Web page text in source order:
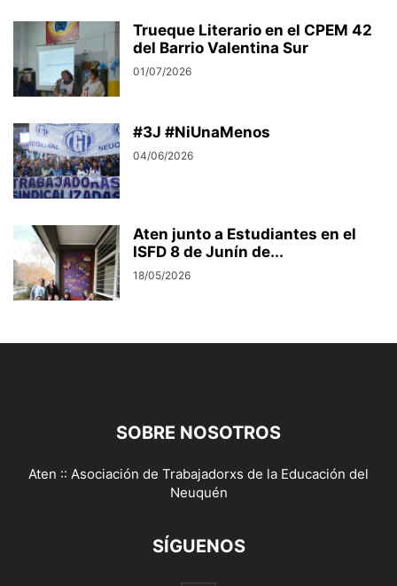
Trueque Literario en el CPEM 42
del Barrio Valentina Sur
01/07/2026
#3J #NiUnaMenos
04/06/2026
Aten junto a Estudiantes en el
ISFD 8 de Junín de...
18/05/2026
SOBRE NOSOTROS
Aten :: Asociación de Trabajadorxs de la Educación del
Neuquén
SÍGUENOS